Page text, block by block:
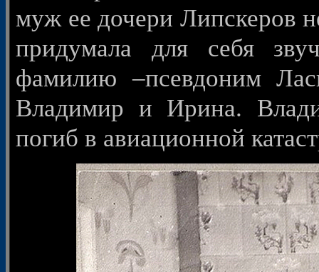
муж ее дочери Липскеров
придумала для себя
фамилию –псевдоним
Владимир и Ирина.
погиб в авиационной